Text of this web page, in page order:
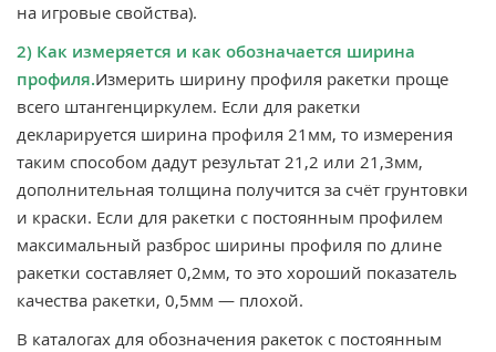
на игровые свойства).
2) Как измеряется и как обозначается ширина
профиля.Измерить ширину профиля ракетки проще
всего штангенциркулем. Если для ракетки
декларируется ширина профиля 21мм, то измерения
таким способом дадут результат 21,2 или 21,3мм,
дополнительная толщина получится за счёт грунтовки
и краски. Если для ракетки с постоянным профилем
максимальный разброс ширины профиля по длине
ракетки составляет 0,2мм, то это хороший показатель
качества ракетки, 0,5мм — плохой.
В каталогах для обозначения ракеток с постоянным